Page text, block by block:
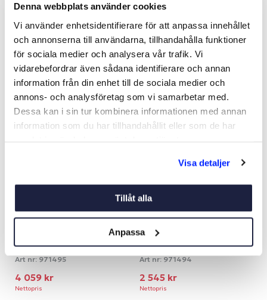
Denna webbplats använder cookies
Vi använder enhetsidentifierare för att anpassa innehållet
och annonserna till användarna, tillhandahålla funktioner
för sociala medier och analysera vår trafik. Vi
vidarebefordrar även sådana identifierare och annan
information från din enhet till de sociala medier och
annons- och analysföretag som vi samarbetar med.
Dessa kan i sin tur kombinera informationen med annan
information som du har tillhandahållit eller som de har
Visa detaljer
Tillåt alla
Anpassa
STALOK
Art nr: 901094
27 635 kr
Ord. netto 29 090 kr
Köp
COMPL/EYE
Art nr: 900002
9 495 kr
Ord. netto 9 995 kr
Köp
19000
Art nr: 971495
4 059 kr
Nettopris
AT-CABLE BLACK Ø9-
16000
Art nr: 971494
2 545 kr
Nettopris